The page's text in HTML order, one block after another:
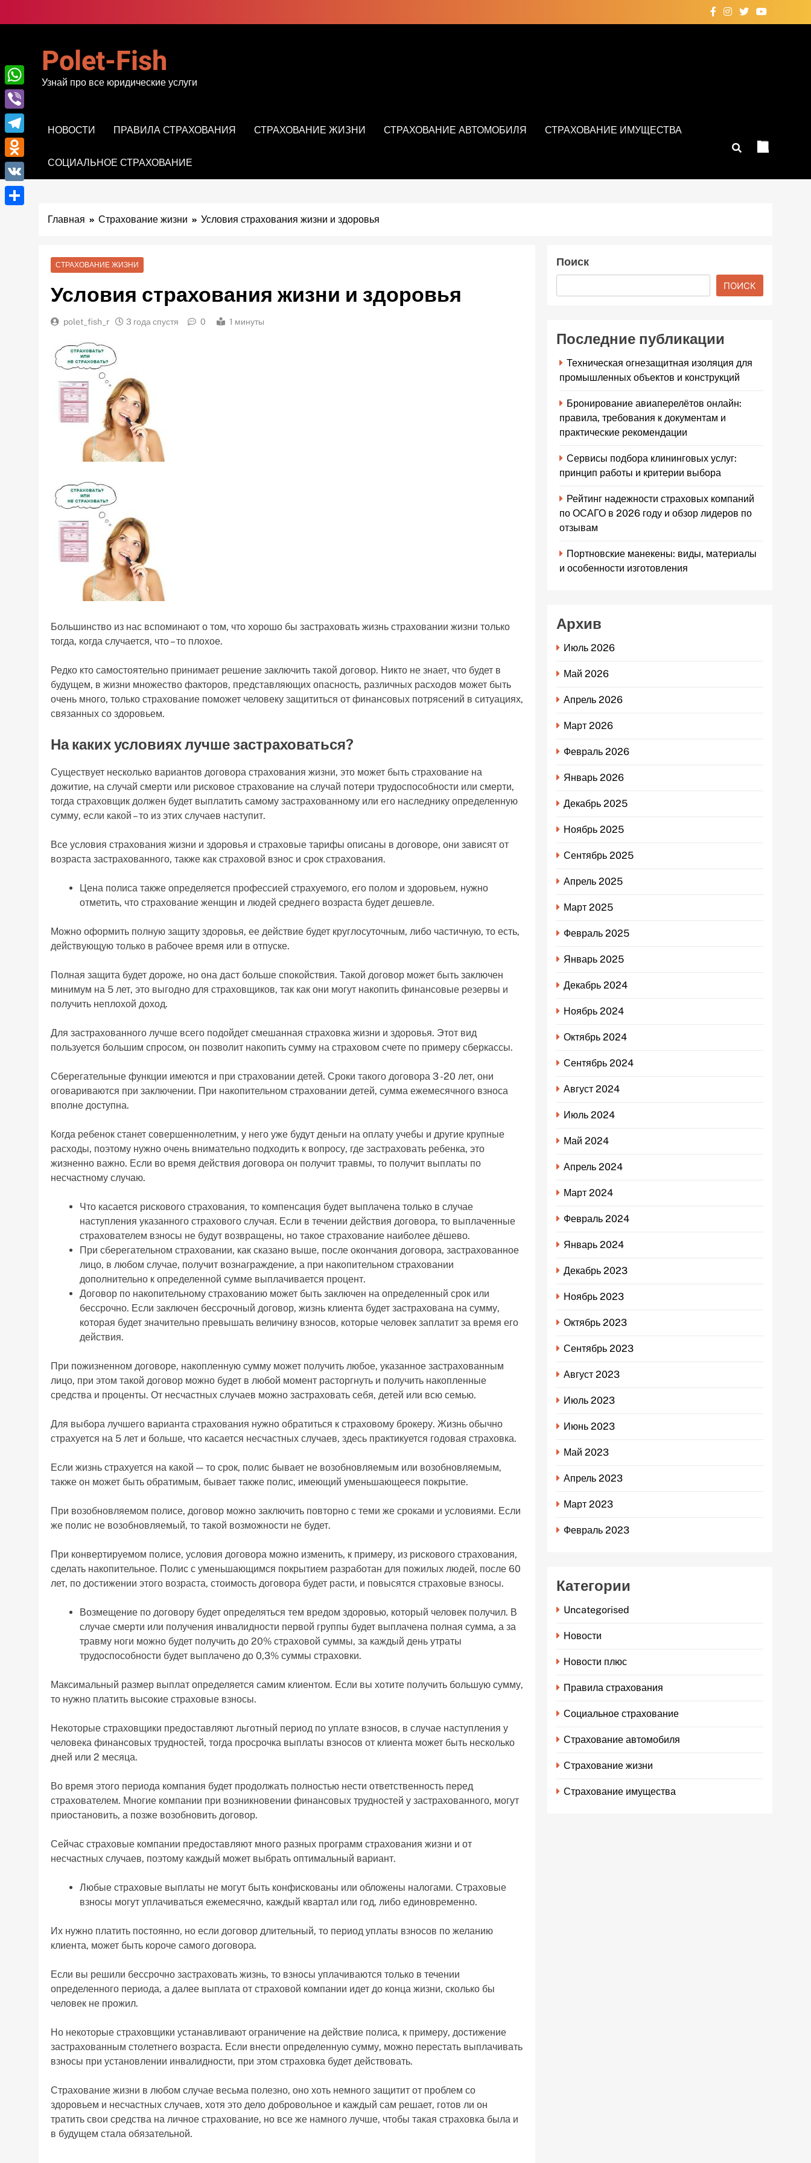
к
Polet-Fish
Узнай про все юридические услуги
НОВОСТИ ПРАВИЛА СТРАХОВАНИЯ СТРАХОВАНИЕ ЖИЗНИ СТРАХОВАНИЕ АВТОМОБИЛЯ СТРАХОВАНИЕ ИМУЩЕСТВА
СОЦИАЛЬНОЕ СТРАХОВАНИЕ
Главная Страхование жизни Условия страхования жизни и здоровья
СТРАХОВАНИЕ ЖИЗНИ
Условия страхования жизни и здоровья
polet_fish_r 3 года спустя 0 1 минуты
Большинство из нас вспоминают о том, что хорошо бы застраховать жизнь страховании жизни только
тогда, когда случается, что – то плохое.
Редко кто самостоятельно принимает решение заключить такой договор. Никто не знает, что будет в
будущем, в жизни множество факторов, представляющих опасность, различных расходов может быть
очень много, только страхование поможет человеку защититься от финансовых потрясений в ситуациях,
связанных со здоровьем.
На каких условиях лучше застраховаться?
Существует несколько вариантов договора страхования жизни, это может быть страхование на
дожитие, на случай смерти или рисковое страхование на случай потери трудоспособности или смерти,
тогда страховщик должен будет выплатить самому застрахованному или его наследнику определенную
сумму, если какой – то из этих случаев наступит.
Все условия страхования жизни и здоровья и страховые тарифы описаны в договоре, они зависят от
возраста застрахованного, также как страховой взнос и срок страхования.
Цена полиса также определяется профессией страхуемого, его полом и здоровьем, нужно
отметить, что страхование женщин и людей среднего возраста будет дешевле.
Можно оформить полную защиту здоровья, ее действие будет круглосуточным, либо частичную, то есть,
действующую только в рабочее время или в отпуске.
Полная защита будет дороже, но она даст больше спокойствия. Такой договор может быть заключен
минимум на 5 лет, это выгодно для страховщиков, так как они могут накопить финансовые резервы и
получить неплохой доход.
Для застрахованного лучше всего подойдет смешанная страховка жизни и здоровья. Этот вид
пользуется большим спросом, он позволит накопить сумму на страховом счете по примеру сберкассы.
Сберегательные функции имеются и при страховании детей. Сроки такого договора 3 -20 лет, они
оговариваются при заключении. При накопительном страховании детей, сумма ежемесячного взноса
вполне доступна.
Когда ребенок станет совершеннолетним, у него уже будут деньги на оплату учебы и другие крупные
расходы, поэтому нужно очень внимательно подходить к вопросу, где застраховать ребенка, это
жизненно важно. Если во время действия договора он получит травмы, то получит выплаты по
несчастному случаю.
Что касается рискового страхования, то компенсация будет выплачена только в случае
наступления указанного страхового случая. Если в течении действия договора, то выплаченные
страхователем взносы не будут возвращены, но такое страхование наиболее дёшево.
При сберегательном страховании, как сказано выше, после окончания договора, застрахованное
лицо, в любом случае, получит вознаграждение, а при накопительном страховании
дополнительно к определенной сумме выплачивается процент.
Договор по накопительному страхованию может быть заключен на определенный срок или
бессрочно. Если заключен бессрочный договор, жизнь клиента будет застрахована на сумму,
которая будет значительно превышать величину взносов, которые человек заплатит за время его
действия.
При пожизненном договоре, накопленную сумму может получить любое, указанное застрахованным
лицо, при этом такой договор можно будет в любой момент расторгнуть и получить накопленные
средства и проценты. От несчастных случаев можно застраховать себя, детей или всю семью.
Для выбора лучшего варианта страхования нужно обратиться к страховому брокеру. Жизнь обычно
страхуется на 5 лет и больше, что касается несчастных случаев, здесь практикуется годовая страховка.
Если жизнь страхуется на какой — то срок, полис бывает не возобновляемым или возобновляемым,
также он может быть обратимым, бывает также полис, имеющий уменьшающееся покрытие.
При возобновляемом полисе, договор можно заключить повторно с теми же сроками и условиями. Если
же полис не возобновляемый, то такой возможности не будет.
При конвертируемом полисе, условия договора можно изменить, к примеру, из рискового страхования,
сделать накопительное. Полис с уменьшающимся покрытием разработан для пожилых людей, после 60
лет, по достижении этого возраста, стоимость договора будет расти, и повысятся страховые взносы.
Возмещение по договору будет определяться тем вредом здоровью, который человек получил. В
случае смерти или получения инвалидности первой группы будет выплачена полная сумма, а за
травму ноги можно будет получить до 20% страховой суммы, за каждый день утраты
трудоспособности будет выплачено до 0,3% суммы страховки.
Максимальный размер выплат определяется самим клиентом. Если вы хотите получить большую сумму,
то нужно платить высокие страховые взносы.
Некоторые страховщики предоставляют льготный период по уплате взносов, в случае наступления у
человека финансовых трудностей, тогда просрочка выплаты взносов от клиента может быть несколько
дней или 2 месяца.
Во время этого периода компания будет продолжать полностью нести ответственность перед
страхователем. Многие компании при возникновении финансовых трудностей у застрахованного, могут
приостановить, а позже возобновить договор.
Сейчас страховые компании предоставляют много разных программ страхования жизни и от
несчастных случаев, поэтому каждый может выбрать оптимальный вариант.
Любые страховые выплаты не могут быть конфискованы или обложены налогами. Страховые
взносы могут уплачиваться ежемесячно, каждый квартал или год, либо единовременно.
Их нужно платить постоянно, но если договор длительный, то период уплаты взносов по желанию
клиента, может быть короче самого договора.
Если вы решили бессрочно застраховать жизнь, то взносы уплачиваются только в течении
определенного периода, а далее выплата от страховой компании идет до конца жизни, сколько бы
человек не прожил.
Но некоторые страховщики устанавливают ограничение на действие полиса, к примеру, достижение
застрахованным столетнего возраста. Если внести определенную сумму, можно перестать выплачивать
взносы при установлении инвалидности, при этом страховка будет действовать.
Страхование жизни в любом случае весьма полезно, оно хоть немного защитит от проблем со
здоровьем и несчастных случаев, хотя это дело добровольное и каждый сам решает, готов ли он
тратить свои средства на личное страхование, но все же намного лучше, чтобы такая страховка была и
в будущем стала обязательной.
Поиск
ПОИСК
Последние публикации
Техническая огнезащитная изоляция для
промышленных объектов и конструкций
Бронирование авиаперелётов онлайн:
правила, требования к документам и
практические рекомендации
Сервисы подбора клининговых услуг:
принцип работы и критерии выбора
Рейтинг надежности страховых компаний
по ОСАГО в 2026 году и обзор лидеров по
отзывам
Портновские манекены: виды, материалы
и особенности изготовления
Архив
Июль 2026
Май 2026
Апрель 2026
Март 2026
Февраль 2026
Январь 2026
Декабрь 2025
Ноябрь 2025
Сентябрь 2025
Апрель 2025
Март 2025
Февраль 2025
Январь 2025
Декабрь 2024
Ноябрь 2024
Октябрь 2024
Сентябрь 2024
Август 2024
Июль 2024
Май 2024
Апрель 2024
Март 2024
Февраль 2024
Январь 2024
Декабрь 2023
Ноябрь 2023
Октябрь 2023
Сентябрь 2023
Август 2023
Июль 2023
Июнь 2023
Май 2023
Апрель 2023
Март 2023
Февраль 2023
Категории
Uncategorised
Новости
Новости плюс
Правила страхования
Социальное страхование
Страхование автомобиля
Страхование жизни
Страхование имущества
WhatsApp
Viber
Telegram
Odnoklassniki
VK
Отправить